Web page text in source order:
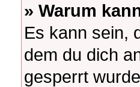
» Warum
Es kann sein,
dem du dich
gesperrt